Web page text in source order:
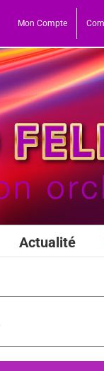
Mon Compte
Actualité